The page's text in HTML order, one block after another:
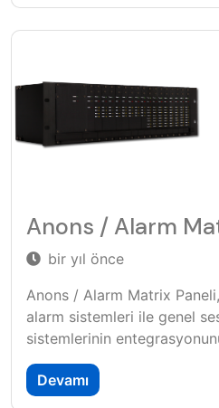
Anons / Alarm
bir yıl önce
Anons / Alarm Matrix Paneli,
alarm sistemleri ile genel
sistemlerinin
Devamı